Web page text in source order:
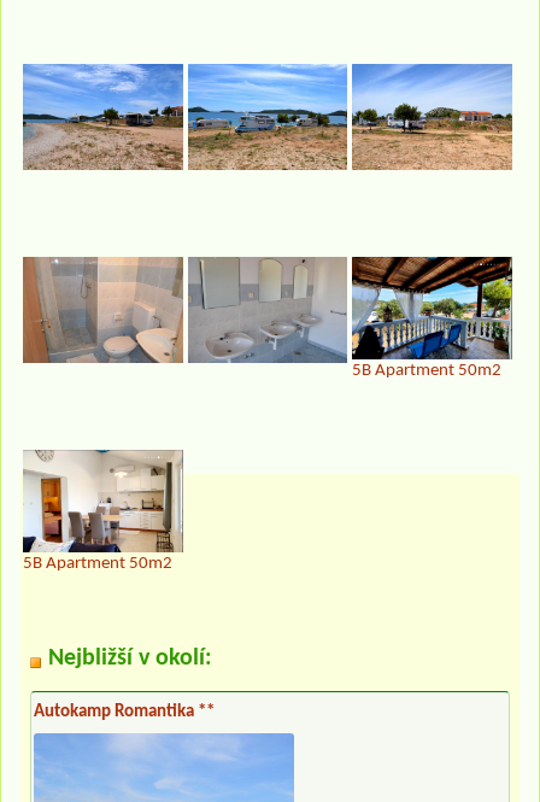
5B Apartment 50m2
5B Apartment 50m2
Nejbližší v okolí:
Autokamp Romantika **